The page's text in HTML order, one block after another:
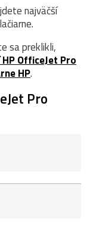
najväčší
sa preklikli,
OfficeJet Pro
HP.
Pro